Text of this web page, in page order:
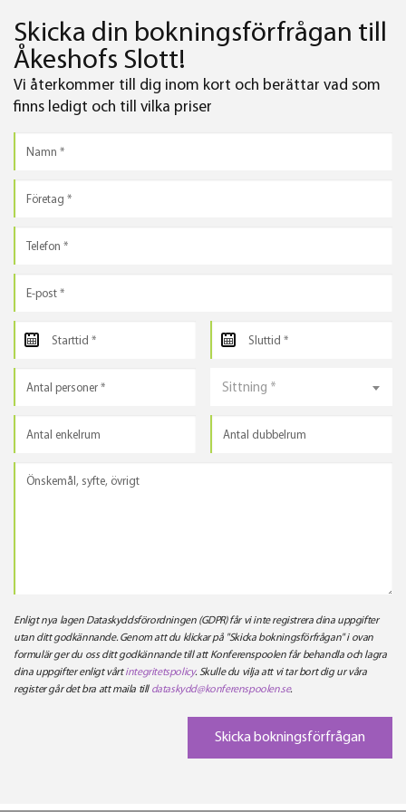
Skicka din bokningsförfrågan till
Åkeshofs Slott!
Vi återkommer till dig inom kort och berättar vad som
finns ledigt och till vilka priser
Sittning *
Enligt nya lagen Dataskyddsförordningen (GDPR) får vi inte registrera dina uppgifter
utan ditt godkännande. Genom att du klickar på "Skicka bokningsförfrågan" i ovan
formulär ger du oss ditt godkännande till att Konferenspoolen får behandla och lagra
dina uppgifter enligt vårtintegritetspolicy. Skulle du vilja att vi tar bort dig ur våra
register går det bra att maila till dataskydd@konferenspoolen.se.